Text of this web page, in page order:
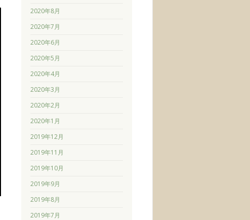
2020年8月
2020年7月
2020年6月
2020年5月
2020年4月
2020年3月
2020年2月
2020年1月
2019年12月
2019年11月
2019年10月
2019年9月
2019年8月
2019年7月